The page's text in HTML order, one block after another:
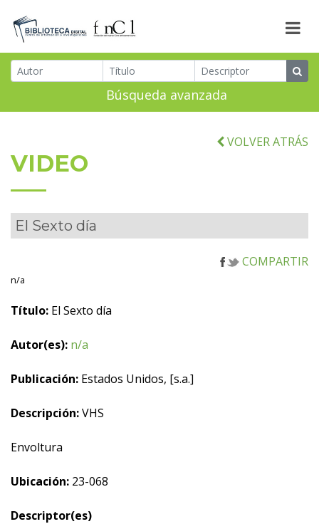
Búsqueda avanzada
VOLVER ATRÁS
VIDEO
El Sexto día
COMPARTIR
n/a
Título: El Sexto día
Autor(es): n/a
Publicación: Estados Unidos, [s.a.]
Descripción:VHS
Envoltura
Ubicación: 23-068
Descriptor(es)